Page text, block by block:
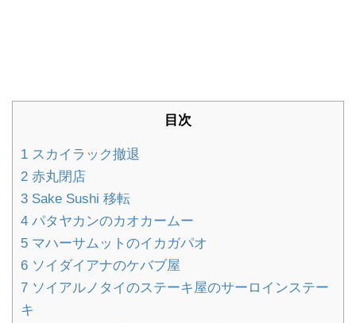
目次
1 スカイラック撤退
2 赤丸閉店
3 Sake Sushi 移転
4 パタヤカンのカオカームー
5 マハーサムットのイカガパオ
6 ソイダイアナのケバブ屋
7 ソイアルノタイのステーキ屋のサーロインステー
キ